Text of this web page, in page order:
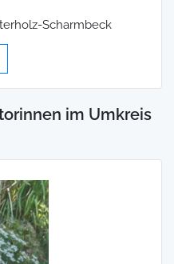
Scharmbeck
im Umkreis